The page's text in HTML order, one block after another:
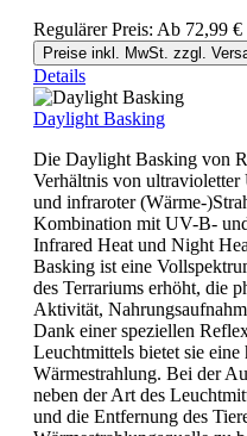
Regulärer Preis: Ab 72,99 €
Preise inkl. MwSt. zzgl.
Details
Daylight Basking
Die Daylight Basking von
Verhältnis von
und infraroter (Wärme-
Kombination mit UV-B-
Infrared Heat und Night
Basking ist eine
des Terrariums erhöht, die
Aktivität,
Dank einer speziellen
Leuchtmittels bietet sie
Wärmestrahlung. Bei der
neben der Art des
und die Entfernung des